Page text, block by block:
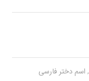
, اسم دختر فارسی